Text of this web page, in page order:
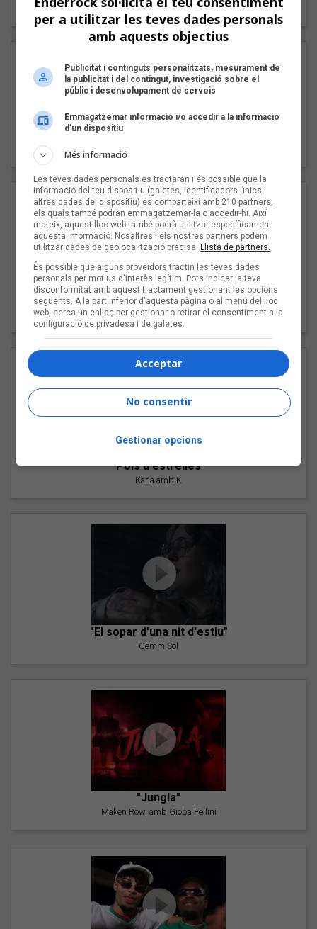
Carmen y María
"Les cabres"
94 Rules amb Compte
"Pols d'estrelles"
Karla amb K
"El sopar d'una nit d'estiu"
Gemm Sol
"Jungla"
Maken Row, amb Gioba Fellini
per a utilitzar les teves dades personals
amb aquests objectius
Publicitat i continguts personalitzats, mesurament de
la publicitat i del contingut, investigació sobre el
públic i desenvolupament de serveis
Emmagatzemar informació i/o accedir a la informació
d’un dispositiu
Més informació
Les teves dades personals es tractaran i és possible que la
informació del teu dispositiu (galetes, identificadors únics i
altres dades del dispositiu) es comparteixi amb 210 partners,
els quals també podran emmagatzemar-la o accedir-hi. Així
mateix, aquest lloc web també podrà utilitzar específicament
aquesta informació. Nosaltres i els nostres partners podem
utilitzar dades de geolocalització precisa.Llista de partners.
És possible que alguns proveïdors tractin les teves dades
personals per motius d'interès legítim. Pots indicar la teva
disconformitat amb aquest tractament gestionant les opcions
següents. A la part inferior d'aquesta pàgina o al menú del lloc
web, cerca un enllaç per gestionar o retirar el consentiment a la
configuració de privadesa i de galetes.
Acceptar
No consentir
Gestionar opcions